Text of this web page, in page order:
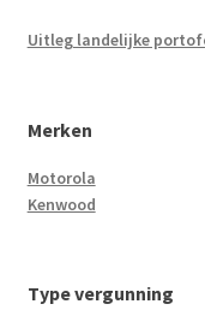
Uitleg landelijke
Merken
Motorola
Kenwood
Type vergunning